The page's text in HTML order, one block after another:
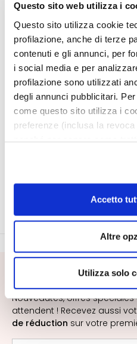
Questo sito web utilizza i
Questo sito utilizza cookie
profilazione, anche di terze
contenuti e gli annunci, per
i social media e per
profilazione sono utilizzati
degli annunci pubblicitari.
come questo sito utilizza i
preferenze (inclusa la
nonché per sapere come
l’informativa cookie
disponibiliqui. Le ricordiamo
“Utilizza solo i cookie
quelli tecnici. Cliccando su
presterà il consenso
utilizzati dal sito. Cliccando
scegliere, in modo più
Accetto
Altre
Utilizza solo
q
u
e
s
N
e
t
t
o
y
t
e
t
e
q
u
i
l
GOCCE MAGICHE
CORPS PROGRESSIF 150
ML
Effet graduel naturel
43,00 € -20%
INSCRIVEZ-VOUS À LA
Nouveautés, offres
attendent ! Recevez aussi
de réduction sur votre